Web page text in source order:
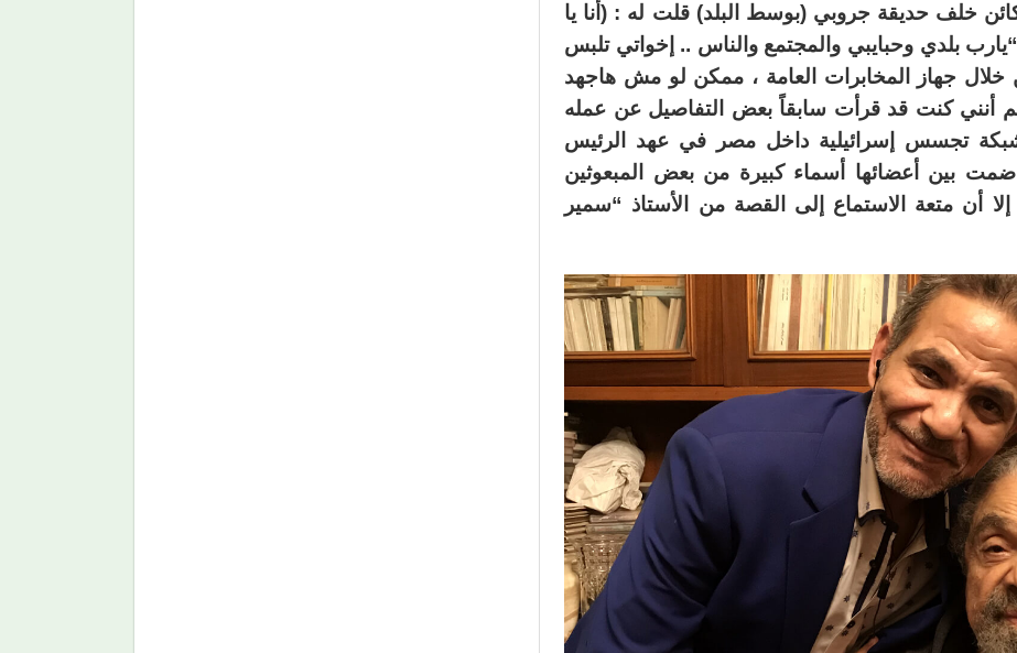
خلف حديقة جروبي (بوسط البلد) قلت له : (أنا يا
بلدي وحبايبي والمجتمع والناس .. إخواتي تلبس
جهاز المخابرات العامة ، ممكن لو مش هاجهد
أنني كنت قد قرأت سابقاً بعض التفاصيل عن عمله
شبكة تجسس إسرائيلية داخل مصر في عهد الرئيس
ضمت بين أعضائها أسماء كبيرة من بعض المبعوثين
أن متعة الاستماع إلى القصة من الأستاذ “سمير